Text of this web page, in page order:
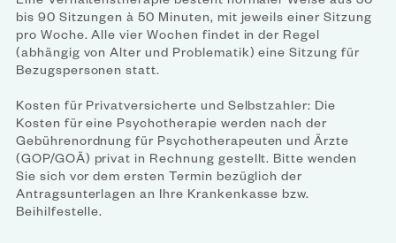
bis 90 Sitzungen à 50 Minuten, mit jeweils einer Sitzung
pro Woche. Alle vier Wochen findet in der Regel
(abhängig von Alter und Problematik) eine Sitzung für
Bezugspersonen statt.
Kosten für Privatversicherte und Selbstzahler: Die
Kosten für eine Psychotherapie werden nach der
Gebührenordnung für Psychotherapeuten und Ärzte
(GOP/GOÄ) privat in Rechnung gestellt. Bitte wenden
Sie sich vor dem ersten Termin bezüglich der
Antragsunterlagen an Ihre Krankenkasse bzw.
Beihilfestelle.